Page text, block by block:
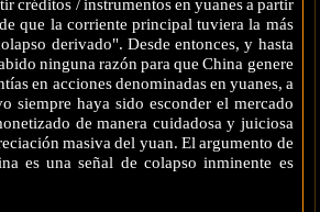
créditos / instrumentos en yuanes a partir
que la corriente principal tuviera la más
derivado". Desde entonces, y hasta
ninguna razón para que China genere
en acciones denominadas en yuanes, a
siempre haya sido esconder el mercado
de manera cuidadosa y juiciosa
masiva del yuan. El argumento de
es una señal de colapso inminente es